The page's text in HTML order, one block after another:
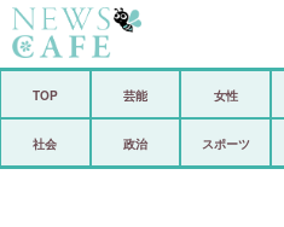
TOP 芸能 女性
社会 政治 スポーツ